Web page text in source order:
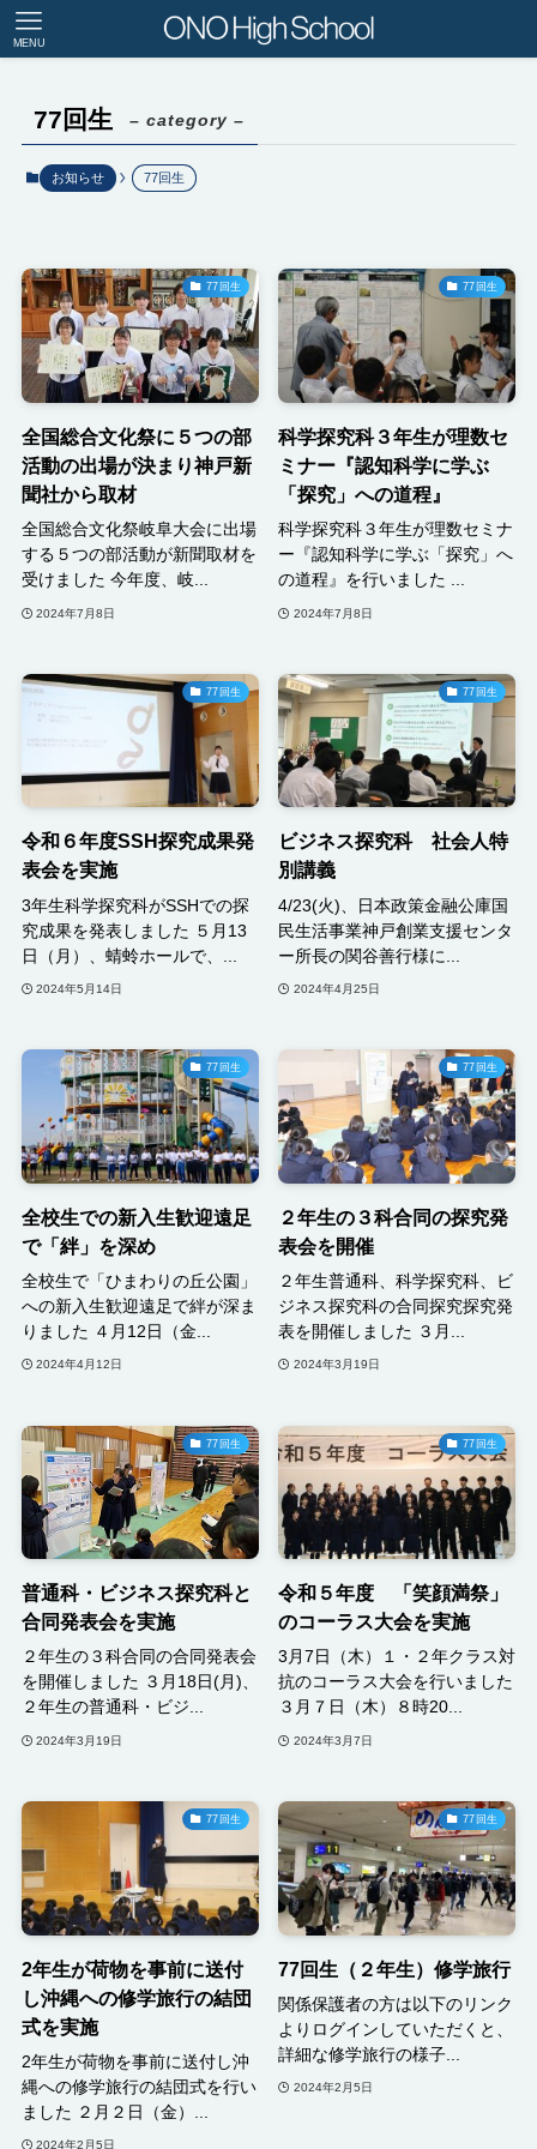
MENU
77回生 – category –
お知らせ 77回生
77回生
全国総合文化祭に５つの部
活動の出場が決まり神戸新
聞社から取材
全国総合文化祭岐阜大会に出場
する５つの部活動が新聞取材を
受けました 今年度、岐...
2024年7月8日
77回生
科学探究科３年生が理数セ
ミナー『認知科学に学ぶ
「探究」への道程』
科学探究科３年生が理数セミナ
ー『認知科学に学ぶ「探究」へ
の道程』を行いました ...
2024年7月8日
77回生
令和６年度SSH探究成果発
表会を実施
3年生科学探究科がSSHでの探
究成果を発表しました ５月13
日（月）、蜻蛉ホールで、...
2024年5月14日
77回生
ビジネス探究科 社会人特
別講義
4/23(火)、日本政策金融公庫国
民生活事業神戸創業支援センタ
ー所長の関谷善行様に...
2024年4月25日
77回生
全校生での新入生歓迎遠足
で「絆」を深め
全校生で「ひまわりの丘公園」
への新入生歓迎遠足で絆が深ま
りました ４月12日（金...
2024年4月12日
77回生
２年生の３科合同の探究発
表会を開催
２年生普通科、科学探究科、ビ
ジネス探究科の合同探究探究発
表を開催しました ３月...
2024年3月19日
77回生
普通科・ビジネス探究科と
合同発表会を実施
２年生の３科合同の合同発表会
を開催しました ３月18日(月)、
２年生の普通科・ビジ...
2024年3月19日
77回生
令和５年度 「笑顔満祭」
のコーラス大会を実施
3月7日（木）１・２年クラス対
抗のコーラス大会を行いました
３月７日（木）８時20...
2024年3月7日
77回生
2年生が荷物を事前に送付
し沖縄への修学旅行の結団
式を実施
2年生が荷物を事前に送付し沖
縄への修学旅行の結団式を行い
ました ２月２日（金）...
2024年2月5日
77回生
77回生（２年生）修学旅行
関係保護者の方は以下のリンク
よりログインしていただくと、
詳細な修学旅行の様子...
2024年2月5日